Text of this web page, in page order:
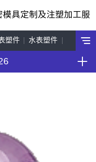
具定制及注塑加工服
塑件 水表塑件